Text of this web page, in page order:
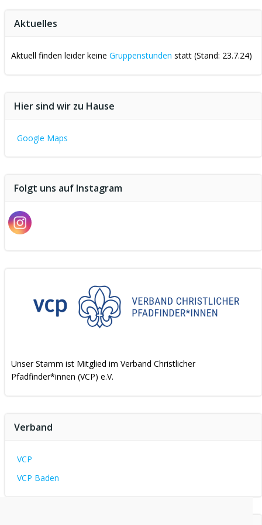
Aktuelles
Aktuell finden leider keine Gruppenstunden statt (Stand: 23.7.24)
Hier sind wir zu Hause
Google Maps
Folgt uns auf Instagram
Unser Stamm ist Mitglied im Verband Christlicher
Pfadfinder*innen (VCP) e.V.
Verband
VCP
VCP Baden